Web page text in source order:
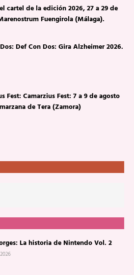
cartel de la edición 2026, 27 a 29 de
Fuengirola (Málaga).
Def Con Dos: Gira Alzheimer 2026.
Fest: Camarzius Fest: 7 a 9 de agosto
de Tera (Zamora)
La historia de Nintendo Vol. 2